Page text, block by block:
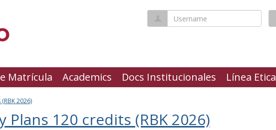
Username
Matrícula Academics Docs Institucionales Línea Etica
2026)
Plans 120 credits (RBK 2026)